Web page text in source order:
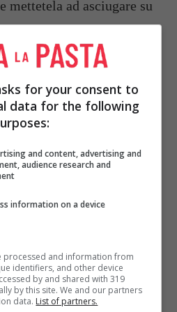
mettetela ad asciugare su
strati in una teglia da
con lacrema di
zucca.
strato con del
e qualche fiocchetto
per 5 minuti e servite
for your consent to
data for the following
and content, advertising and
audience research and
information on a device
processed and information from
identifiers, and other device
by and shared with 319
by this site. We and our partners
data. List of partners.